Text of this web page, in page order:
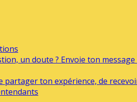
un doute ? Envoie ton message
partager ton expérience, de